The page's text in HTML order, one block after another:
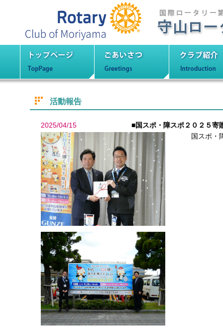
守山ロータリーク
活動報告
2025/04/15
■国スポ・障スポ２０２５寄
国スポ・